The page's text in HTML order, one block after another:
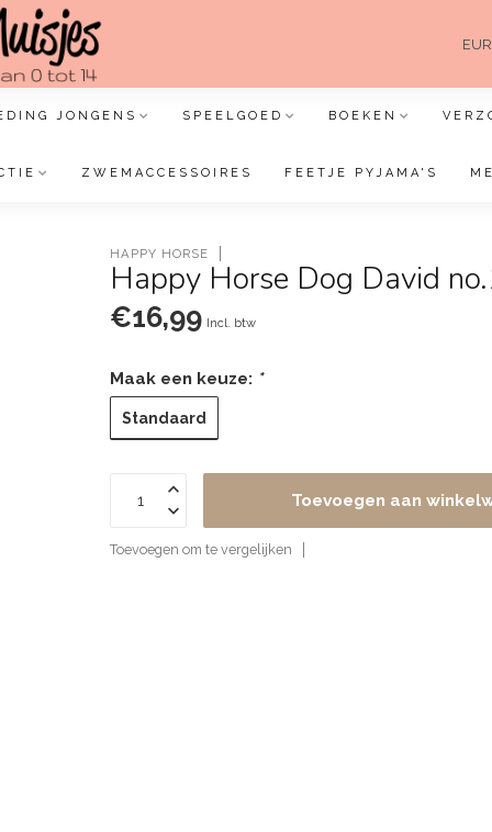
EUR
JONGENS SPEELGOED BOEKEN
ZWEMACCESSOIRES FEETJE PYJAMA'S
HAPPY HORSE
Happy Horse Dog David
€16,99 Incl. btw
Maak een keuze: *
Standaard
Toevoegen aan
Toevoegen om te vergelijken